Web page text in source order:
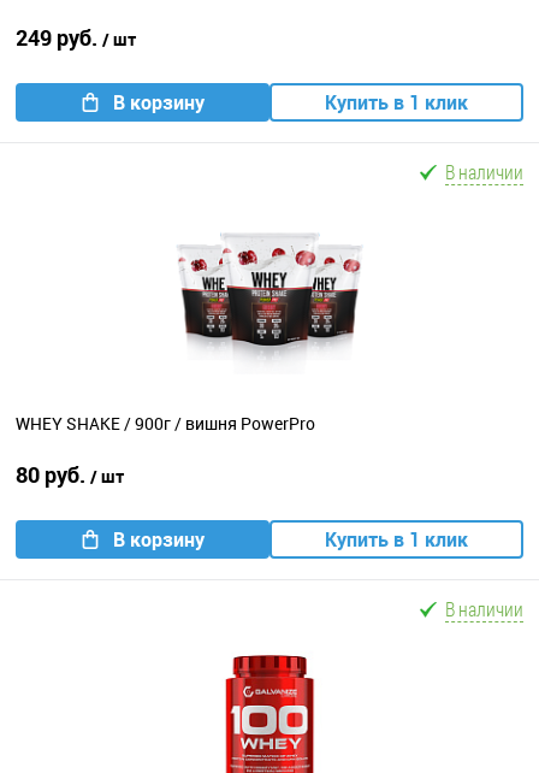
249 руб. / шт
В корзину Купить в 1 клик
В наличии
WHEY SHAKE / 900г / вишня PowerPro
80 руб. / шт
В корзину Купить в 1 клик
В наличии